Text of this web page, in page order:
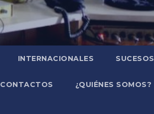
INTERNACIONALES SUCESOS
CONTACTOS ¿QUIÉNES SOMOS?